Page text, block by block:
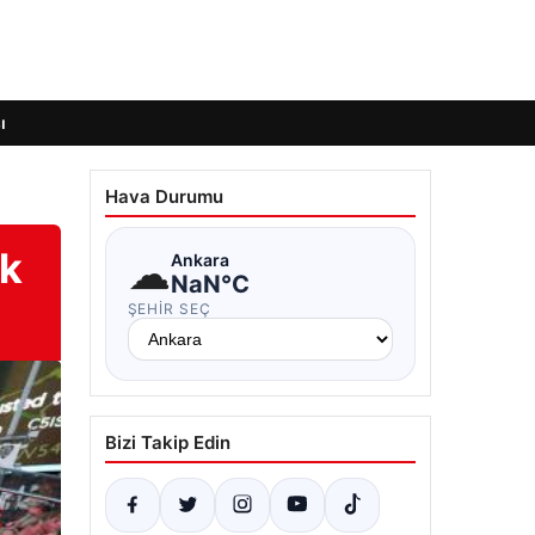
Hava Durumu
☁Ankara
NaN°C
ŞEHIR SEÇ
Bizi Takip Edin